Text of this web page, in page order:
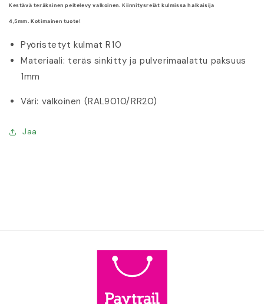
Kestävä teräksinen peitelevy valkoinen. Kiinnitysreiät kulmissa halkaisija
4,5mm. Kotimainen tuote!
Pyöristetyt kulmat R10
Materiaali: teräs sinkitty ja pulverimaalattu paksuus
1mm
Väri: valkoinen (RAL9010/RR20)
Jaa